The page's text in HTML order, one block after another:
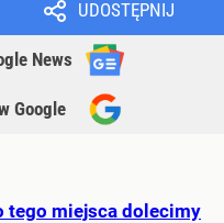
UDOSTĘPNIJ
News
Google
tego miejsca dolecimy